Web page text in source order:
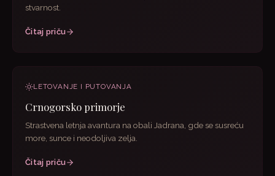
stvarnost.
Čitaj priču
LETOVANJE I PUTOVANJA
Crnogorsko primorje
Strastvena letnja avantura na obali Jadrana, gde se susreću
more, sunce i neodoljiva zelja.
Čitaj priču